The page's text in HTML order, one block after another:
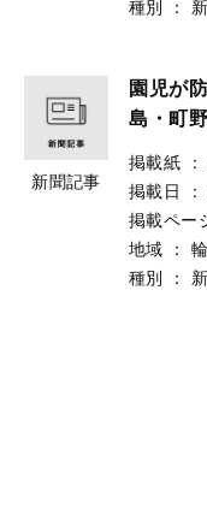
種別
：
新聞記事
園児が
島・町
掲載紙 ：
掲載日
：
掲載ペー
地域
：
種別
：